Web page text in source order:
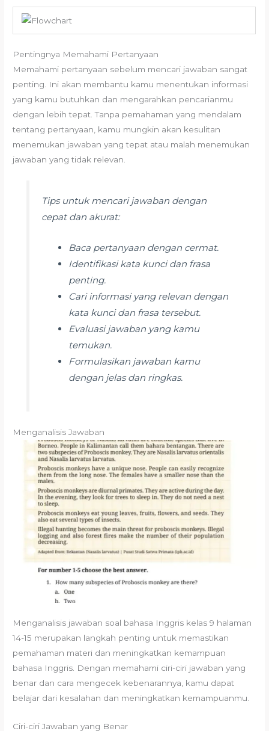
Pentingnya Memahami Pertanyaan
Memahami pertanyaan sebelum mencari jawaban sangat
penting. Ini akan membantu kamu menentukan informasi
yang kamu butuhkan dan mengarahkan pencarianmu
dengan lebih tepat. Tanpa pemahaman yang mendalam
tentang pertanyaan, kamu mungkin akan kesulitan
menemukan jawaban yang tepat atau malah menemukan
jawaban yang tidak relevan.
Tips untuk mencari jawaban dengan
cepat dan akurat:
Baca pertanyaan dengan cermat.
Identifikasi kata kunci dan frasa
penting.
Cari informasi yang relevan dengan
kata kunci dan frasa tersebut.
Evaluasi jawaban yang kamu
temukan.
Formulasikan jawaban kamu
dengan jelas dan ringkas.
Menganalisis Jawaban
Menganalisis jawaban soal bahasa Inggris kelas 9 halaman
14-15 merupakan langkah penting untuk memastikan
pemahaman materi dan meningkatkan kemampuan
bahasa Inggris. Dengan memahami ciri-ciri jawaban yang
benar dan cara mengecek kebenarannya, kamu dapat
belajar dari kesalahan dan meningkatkan kemampuanmu.
Ciri-ciri Jawaban yang Benar